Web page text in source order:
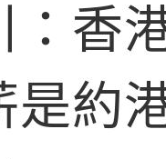
：香
是約